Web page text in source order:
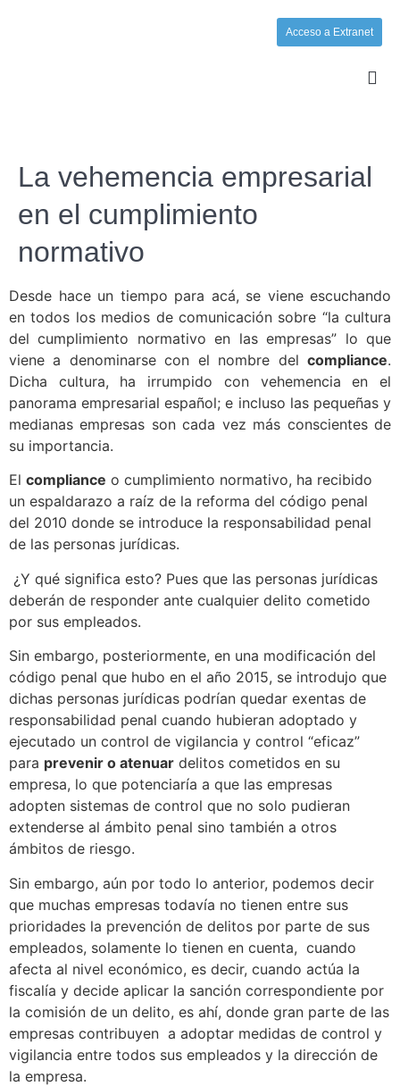
Acceso a Extranet
La vehemencia empresarial
en el cumplimiento
normativo
Desde hace un tiempo para acá, se viene escuchando
en todos los medios de comunicación sobre “la cultura
del cumplimiento normativo en las empresas” lo que
viene a denominarse con el nombre del compliance.
Dicha cultura, ha irrumpido con vehemencia en el
panorama empresarial español; e incluso las pequeñas y
medianas empresas son cada vez más conscientes de
su importancia.
El compliance o cumplimiento normativo, ha recibido
un espaldarazo a raíz de la reforma del código penal
del 2010 donde se introduce la responsabilidad penal
de las personas jurídicas.
¿Y qué significa esto? Pues que las personas jurídicas
deberán de responder ante cualquier delito cometido
por sus empleados.
Sin embargo, posteriormente, en una modificación del
código penal que hubo en el año 2015, se introdujo que
dichas personas jurídicas podrían quedar exentas de
responsabilidad penal cuando hubieran adoptado y
ejecutado un control de vigilancia y control “eficaz”
para prevenir o atenuar delitos cometidos en su
empresa, lo que potenciaría a que las empresas
adopten sistemas de control que no solo pudieran
extenderse al ámbito penal sino también a otros
ámbitos de riesgo.
Sin embargo, aún por todo lo anterior, podemos decir
que muchas empresas todavía no tienen entre sus
prioridades la prevención de delitos por parte de sus
empleados, solamente lo tienen en cuenta, cuando
afecta al nivel económico, es decir, cuando actúa la
fiscalía y decide aplicar la sanción correspondiente por
la comisión de un delito, es ahí, donde gran parte de las
empresas contribuyen a adoptar medidas de control y
vigilancia entre todos sus empleados y la dirección de
la empresa.